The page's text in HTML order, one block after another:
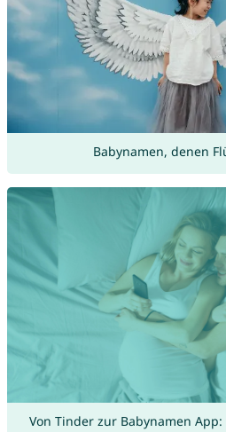
Babynamen, denen
Von Tinder zur Babynamen